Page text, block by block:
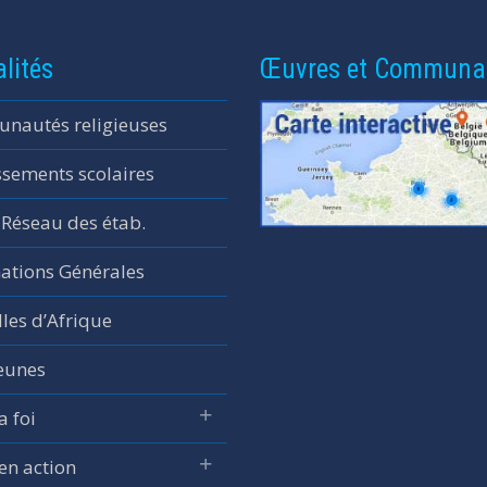
religieuses
scolaires
des étab.
Générales
d’Afrique
foi
action
Œuvres et